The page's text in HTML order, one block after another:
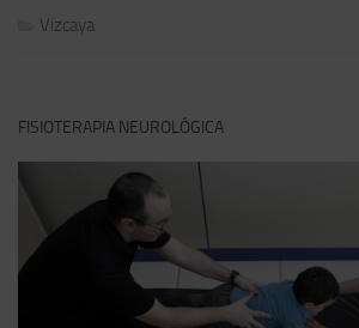
Vizcaya
FISIOTERAPIA NEUROLÓGICA